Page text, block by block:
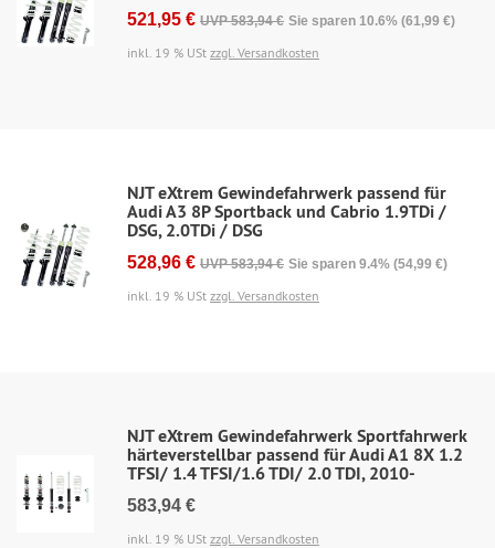
521,95 € UVP 583,94 € Sie sparen 10.6% (61,99 €)
inkl. 19 % USt zzgl. Versandkosten
NJT eXtrem Gewindefahrwerk passend für
Audi A3 8P Sportback und Cabrio 1.9TDi /
DSG, 2.0TDi / DSG
528,96 € UVP 583,94 € Sie sparen 9.4% (54,99 €)
inkl. 19 % USt zzgl. Versandkosten
NJT eXtrem Gewindefahrwerk Sportfahrwerk
härteverstellbar passend für Audi A1 8X 1.2
TFSI/ 1.4 TFSI/1.6 TDI/ 2.0 TDI, 2010-
583,94 €
inkl. 19 % USt zzgl. Versandkosten